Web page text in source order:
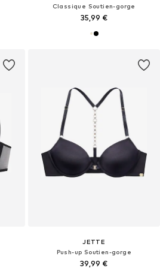
Classique Soutien-gorge
35,99 €
JETTE
Push-up Soutien-gorge
39,99 €